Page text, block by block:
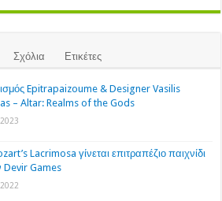
Σχόλια Ετικέτες
Epitrapaizoume & Designer Vasilis
– Altar: Realms of the Gods
Lacrimosa γίνεται επιτραπέζιο παιχνίδι
Devir Games